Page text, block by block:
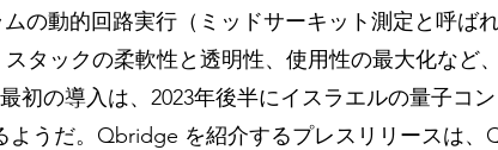
の動的回路実行（ミッドサーキット測定と呼ば
タックの柔軟性と透明性、使用性の最大化など
初の導入は、2023年後半にイスラエルの量子コ
ようだ。Qbridge を紹介するプレスリリースは、